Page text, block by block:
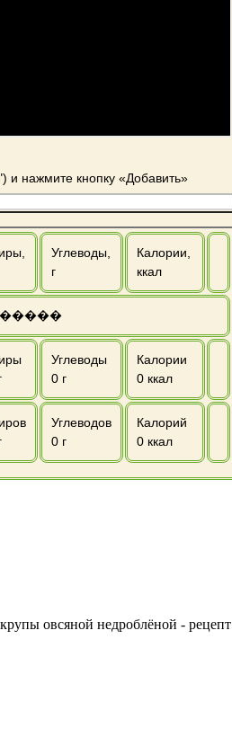
и нажмите кнопку «Добавить»
Углеводы,
г
Калории,
ккал
Углеводы
0 г
Калории
0 ккал
Углеводов
0 г
Калорий
0 ккал
овсяной недроблёной - рецепт